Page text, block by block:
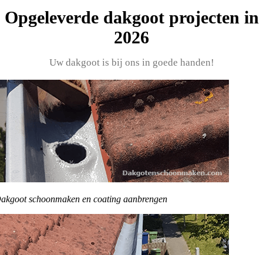
Opgeleverde dakgoot projecten in
2026
Uw dakgoot is bij ons in goede handen!
schoonmaken en coating aanbrengen